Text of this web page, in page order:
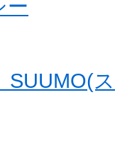
ー
SUUMO(